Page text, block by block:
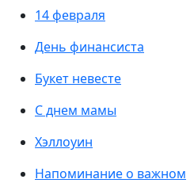
14 февраля
День финансиста
Букет невесте
С днем мамы
Хэллоуин
Напоминание о важном